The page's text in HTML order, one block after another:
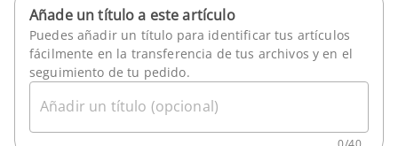
Añade un título a este artículo
Puedes añadir un título para identificar tus artículos
fácilmente en la transferencia de tus archivos y en el
seguimiento de tu pedido.
Añadir un título (opcional)